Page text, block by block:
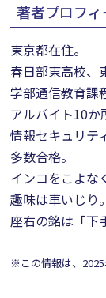
著者プロフィ
東京都在住。
春日部東高校、
学部通信教育課
アルバイト10か
情報セキュリテ
多数合格。
インコをこよな
趣味は車いじり。
座右の銘は「下
※この情報は、2025